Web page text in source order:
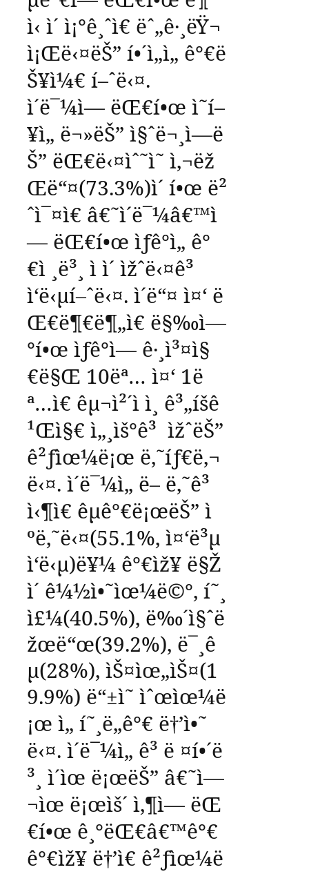
ì‹ ì´ ì¡°ê¸ˆì€ ëˆ„ê·¸ëŸ¬
ì¡Œë‹¤ëŠ” í•´ì„ì„ ê°€ë
Š¥ì¼€ í–ˆë‹¤.
ì´ë¯¼ì— ëŒ€í•œ ì˜í–
¥ì„ ë¬»ëŠ” ì§ˆë¬¸ì—ë
Š” ëŒ€ë‹¤ìˆ˜ì˜ ì‚¬ëž
Œë“¤(73.3%)ì´ í•œ ë²
ˆì¯¤ì€ â€˜ì´ë¯¼â€™ì
— ëŒ€í•œ ìƒê°ì„ ê°
€ì ¸ë³¸ ì ì´ ìžˆë‹¤ê³
ì‘ë‹µí–ˆë‹¤. ì´ë“¤ ì¤‘ ë
Œ€ë¶€ë¶„ì€ ë§‰ì—
°í•œ ìƒê°ì— ê·¸ì³¤ì§
€ë§Œ 10ëª… ì¤‘ 1ë
ª…ì€ êµ¬ì²´ì ì¸ ê³„íšê
¹Œì§€ ì„¸ìš°ê³ ìžˆëŠ”
ê²ƒìœ¼ë¡œ ë‚˜íƒ€ë‚¬
ë‹¤. ì´ë¯¼ì„ ë– ë‚˜ê³
ì‹¶ì€ êµ­ê°€ë¡œëŠ” ì
ºë‚˜ë‹¤(55.1%, ì¤‘ë³µ
ì‘ë‹µ)ë¥¼ ê°€ìž¥ ë§Ž
ì´ ê¼½ì•˜ìœ¼ë©°, í˜¸
ì£¼(40.5%), ë‰´ì§ˆë
žœë“œ(39.2%), ë¯¸ê
µ­(28%), ìŠ¤ìœ„ìŠ¤(1
9.9%) ë“±ì˜ ìˆœìœ¼ë
¡œ ì„ í˜¸ë„ê°€ ë†’ì•˜
ë‹¤. ì´ë¯¼ì„ ê³ ë ¤í•´ë
³¸ ì´ìœ ë¡œëŠ” â€˜ì—
¬ìœ ë¡œìš´ ì‚¶ì— ëŒ
€í•œ ê¸°ëŒ€â€™ê°€
ê°€ìž¥ ë†’ì€ ê²ƒìœ¼ë